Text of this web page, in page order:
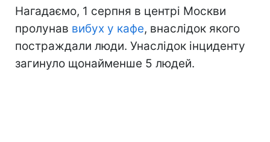
Нагадаємо, 1 серпня в центрі Москви
пролунав вибух у кафе, внаслідок якого
постраждали люди. Унаслідок інциденту
загинуло щонайменше 5 людей.